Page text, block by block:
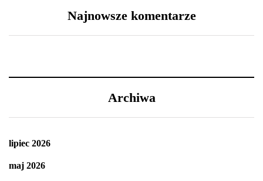
Najnowsze komentarze
Archiwa
lipiec 2026
maj 2026